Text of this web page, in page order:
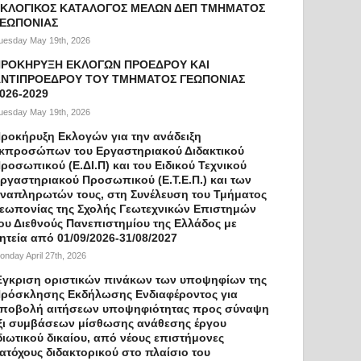
ΚΑΤΑΛΟΓΟΣ ΜΕΛΩΝ ΔΕΠ ΤΜΗΜΑΤΟΣ
May 19th, 2026
ΕΚΛΟΓΩΝ ΠΡΟΕΔΡΟΥ ΚΑΙ
ΤΟΥ ΤΜΗΜΑΤΟΣ ΓΕΩΠΟΝΙΑΣ
2029
May 19th, 2026
Εκλογών για την ανάδειξη
του Εργαστηριακού Διδακτικού
(Ε.ΔΙ.Π) και του Ειδικού Τεχνικού
Προσωπικού (Ε.Τ.Ε.Π.) και των
τους, στη Συνέλευση του Τμήματος
της Σχολής Γεωτεχνικών Επιστημών
Διεθνούς Πανεπιστημίου της Ελλάδος με
από 01/09/2026-31/08/2027
April 27th, 2026
οριστικών πινάκων των υποψηφίων της
Εκδήλωσης Ενδιαφέροντος για
αιτήσεων υποψηφιότητας προς σύναψη
συμβάσεων μίσθωσης ανάθεσης έργου
δικαίου, από νέους επιστήμονες
διδακτορικού στο πλαίσιο του